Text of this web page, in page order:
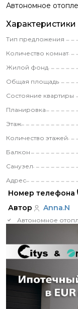
Автономное
Характеристики
Тип предложения
Количество комнат
Жилой фонд
Общая площадь
Состояние квартиры
Планировка
Этаж
Количество этажей
Балкон
Санузел
Адрес
Номер телефона
Автор
Anna.N
Автономное